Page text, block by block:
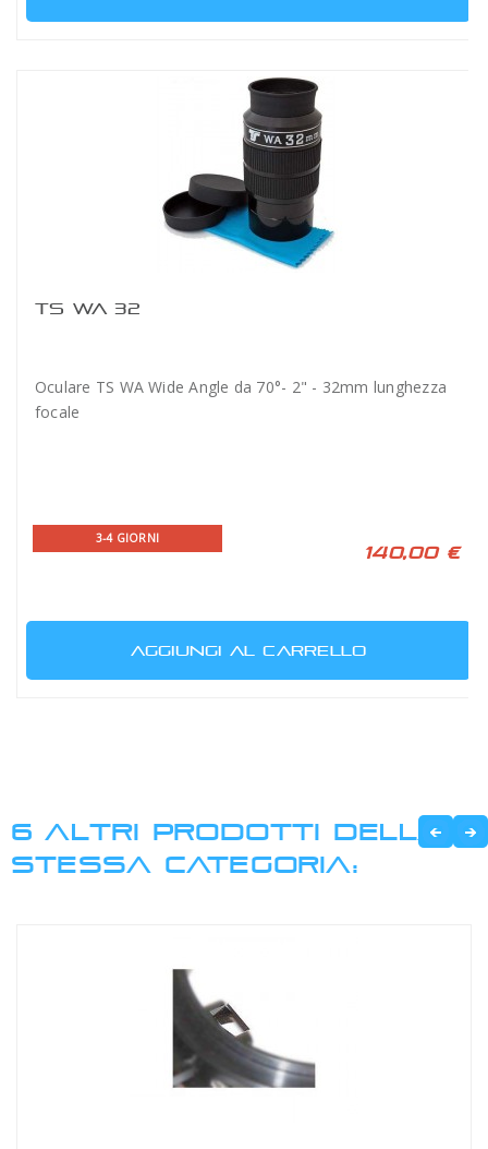
TS WA 32
Oculare TS WA Wide Angle da 70°- 2" - 32mm lunghezza
focale
3-4 GIORNI
140,00 €
AGGIUNGI AL CARRELLO
6 ALTRI PRODOTTI DELLA
STESSA CATEGORIA: